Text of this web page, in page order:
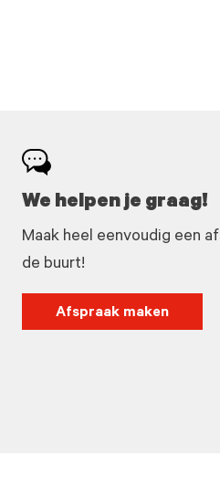
We helpen je graag!
Maak heel eenvoudig een
de buurt!
Afspraak maken